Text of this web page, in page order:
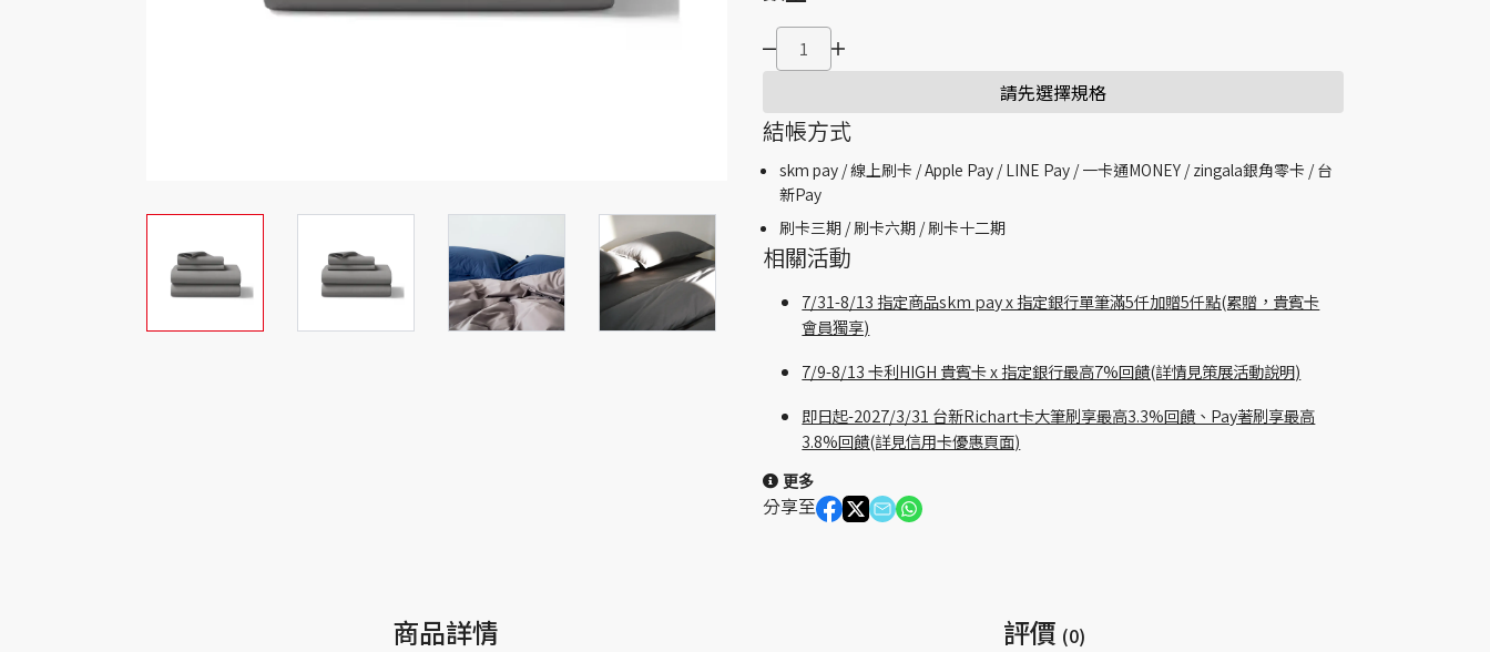
請先選擇規格
結帳方式
skm pay /線上刷卡 / Apple Pay /LINE Pay / 一卡通MONEY /zingala銀角零卡 /台
新Pay
刷卡三期 /刷卡六期 /刷卡十二期
相關活動
7/31-8/13 指定商品skm pay x 指定銀行單筆滿5仟加贈5仟點(累贈，貴賓卡
會員獨享)
7/9-8/13 卡利HIGH 貴賓卡 x 指定銀行最高7%回饋(詳情見策展活動說明)
即日起-2027/3/31 台新Richart卡大筆刷享最高3.3%回饋、Pay著刷享最高
3.8%回饋(詳見信用卡優惠頁面)
更多
分享至
商品詳情 評價 (0)